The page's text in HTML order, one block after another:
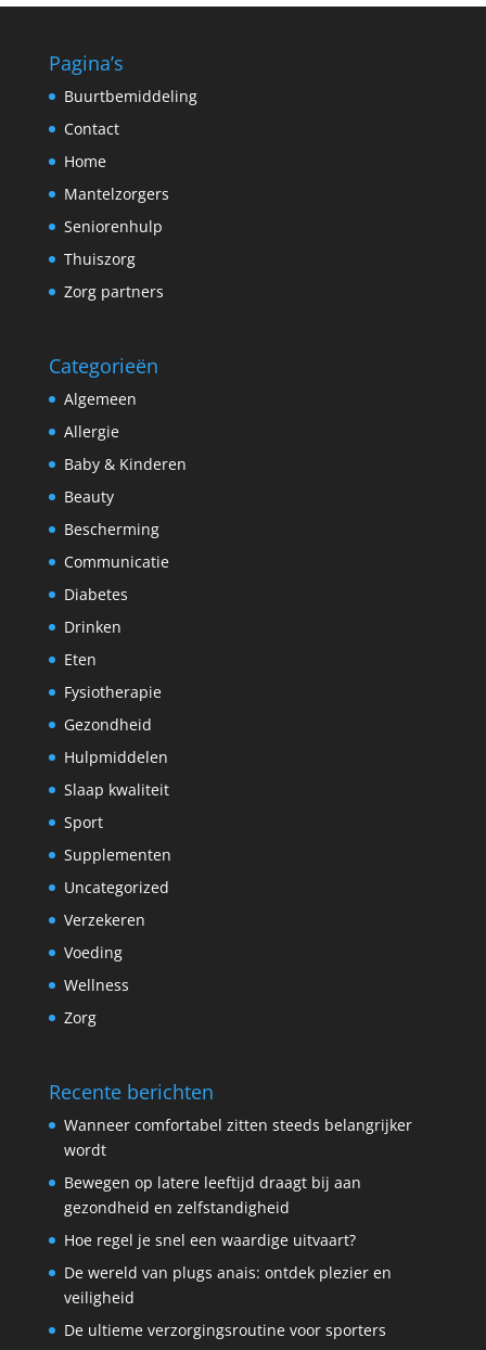
Pagina’s
Buurtbemiddeling
Contact
Home
Mantelzorgers
Seniorenhulp
Thuiszorg
Zorg partners
Categorieën
Algemeen
Allergie
Baby & Kinderen
Beauty
Bescherming
Communicatie
Diabetes
Drinken
Eten
Fysiotherapie
Gezondheid
Hulpmiddelen
Slaap kwaliteit
Sport
Supplementen
Uncategorized
Verzekeren
Voeding
Wellness
Zorg
Recente berichten
Wanneer comfortabel zitten steeds belangrijker
wordt
Bewegen op latere leeftijd draagt bij aan
gezondheid en zelfstandigheid
Hoe regel je snel een waardige uitvaart?
De wereld van plugs anais: ontdek plezier en
veiligheid
De ultieme verzorgingsroutine voor sporters